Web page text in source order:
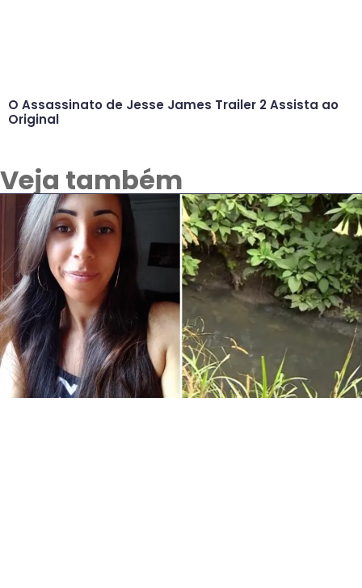
O Assassinato de Jesse James Trailer 2 Assista ao
Original
Veja também